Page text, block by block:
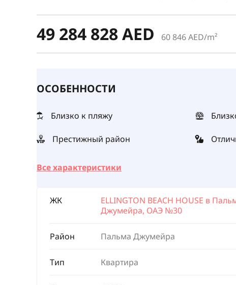
49 284 828 AED 60 846 AED/m²
ОСОБЕННОСТИ
Близко к пляжу
Престижный район
Все характеристики
ЖК
ELLINGTON BEACH HOUSE в
Джумейра, ОАЭ №30
Район Пальма Джумейра
Тип Квартира